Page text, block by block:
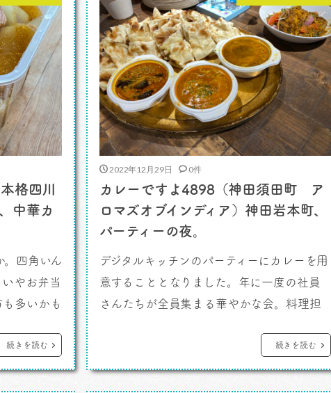
されるブログ「カレーですよ。」を1年分振
り返ってみようと思います。 先週 […]
格四川
中華カ
。四角いん
やお弁当
多いかも
て底が深
ーです
り商店街
続きを読む
2022年12月29日 0件
カレーですよ4898（神田須田町 ア
ロマズオブインディア）神田岩本町、
パーティーの夜。
デジタルキッチンのパーティーにカレーを用
意することとなりました。年に一度の社員
さんたちが全員集まる華やかな会。料理担
は持っていけないわけです。 カレーです
よ。 神田岩本町のスタジオであるわけ
で、なら地元神田の良い店を、と選びに選
続きを読む